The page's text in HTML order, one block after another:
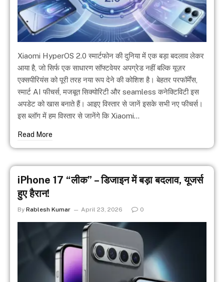
Xiaomi HyperOS 2.0 स्मार्टफोन की दुनिया में एक बड़ा बदलाव लेकर
आया है, जो सिर्फ एक साधारण सॉफ्टवेयर अपग्रेड नहीं बल्कि यूज़र
एक्सपीरियंस को पूरी तरह नया रूप देने की कोशिश है। बेहतर परफॉर्मेंस,
स्मार्ट AI फीचर्स, मजबूत सिक्योरिटी और seamless कनेक्टिविटी इस
अपडेट को खास बनाते हैं। आइए विस्तार से जानें इसके सभी नए फीचर्स।
इस ब्लॉग में हम विस्तार से जानेंगे कि Xiaomi…
Read More
iPhone 17 “लीक” – डिजाइन में बड़ा बदलाव, यूजर्स
हुए हैरान!
By Rablesh Kumar April 23, 2026 0